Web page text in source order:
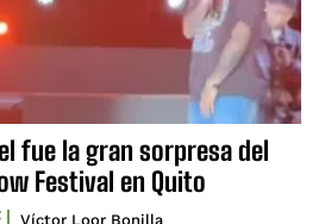
fue la gran sorpresa del
Festival en Quito
Víctor Loor Bonilla